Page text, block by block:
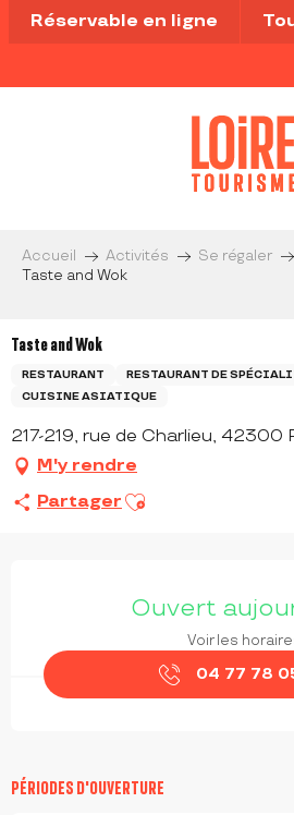
Aller
au
principal
Réservable en ligne
Accueil Activités Se régaler
Taste and Wok
Taste and Wok
RESTAURANT
RESTAURANT DE
CUISINE ASIATIQUE
217-219, rue de Charlieu, 42300
M'y rendre
Partager Ajouter aux favoris
Ouvert
Voir les
04 77 78
PÉRIODES D'OUVERTURE